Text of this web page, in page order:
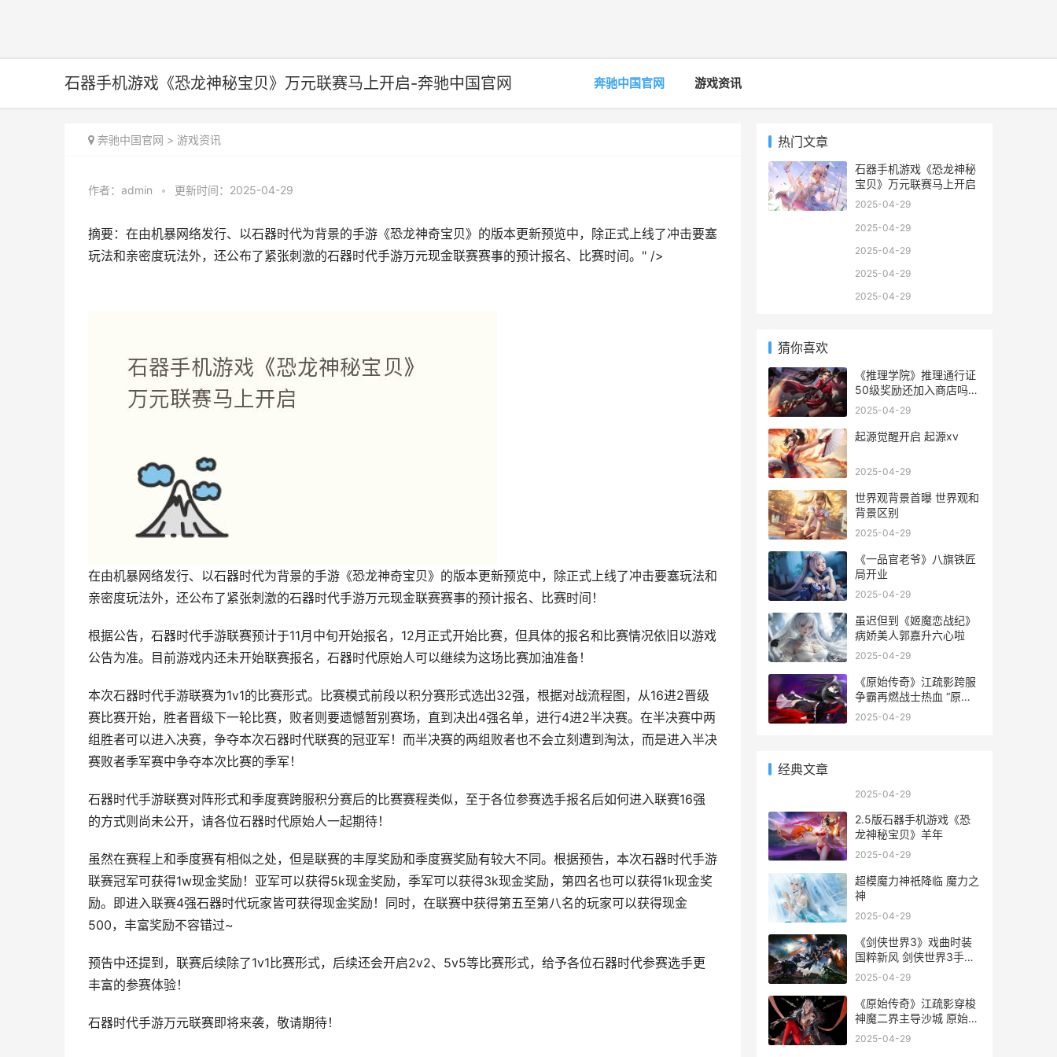
石器手机游戏《恐龙神秘宝贝》万元联赛马上开启-奔驰中国官网 奔驰中国官网 游戏资讯
奔驰中国官网 > 游戏资讯
作者： admin • 更新时间：2025-04-29
摘要：在由机暴网络发行、以石器时代为背景的手游《恐龙神奇宝贝》的版本更新预览中，除正式上线了冲击要塞
玩法和亲密度玩法外，还公布了紧张刺激的石器时代手游万元现金联赛赛事的预计报名、比赛时间。" />
在由机暴网络发行、以石器时代为背景的手游《恐龙神奇宝贝》的版本更新预览中，除正式上线了冲击要塞玩法和
亲密度玩法外，还公布了紧张刺激的石器时代手游万元现金联赛赛事的预计报名、比赛时间！
根据公告，石器时代手游联赛预计于11月中旬开始报名，12月正式开始比赛，但具体的报名和比赛情况依旧以游戏
公告为准。目前游戏内还未开始联赛报名，石器时代原始人可以继续为这场比赛加油准备！
本次石器时代手游联赛为1v1的比赛形式。比赛模式前段以积分赛形式选出32强，根据对战流程图，从16进2晋级
赛比赛开始，胜者晋级下一轮比赛，败者则要遗憾暂别赛场，直到决出4强名单，进行4进2半决赛。在半决赛中两
组胜者可以进入决赛，争夺本次石器时代联赛的冠亚军！而半决赛的两组败者也不会立刻遭到淘汰，而是进入半决
赛败者季军赛中争夺本次比赛的季军！
石器时代手游联赛对阵形式和季度赛跨服积分赛后的比赛赛程类似，至于各位参赛选手报名后如何进入联赛16强
的方式则尚未公开，请各位石器时代原始人一起期待！
虽然在赛程上和季度赛有相似之处，但是联赛的丰厚奖励和季度赛奖励有较大不同。根据预告，本次石器时代手游
联赛冠军可获得1w现金奖励！亚军可以获得5k现金奖励，季军可以获得3k现金奖励，第四名也可以获得1k现金奖
励。即进入联赛4强石器时代玩家皆可获得现金奖励！同时，在联赛中获得第五至第八名的玩家可以获得现金
500，丰富奖励不容错过~
预告中还提到，联赛后续除了1v1比赛形式，后续还会开启2v2、5v5等比赛形式，给予各位石器时代参赛选手更
丰富的参赛体验！
石器时代手游万元联赛即将来袭，敬请期待！
热门文章
石器手机游戏《恐龙神秘
宝贝》万元联赛马上开启
2025-04-29
2025-04-29
2025-04-29
2025-04-29
2025-04-29
猜你喜欢
《推理学院》推理通行证
50级奖励还加入商店吗
推理学院好玩吗
2025-04-29
起源觉醒开启 起源xv
2025-04-29
世界观背景首曝 世界观和
背景区别
2025-04-29
《一品官老爷》八旗铁匠
局开业
2025-04-29
虽迟但到《姬魔恋战纪》
病娇美人郭嘉升六心啦
2025-04-29
《原始传奇》江疏影跨服
争霸再燃战士热血 “原始
传奇”
2025-04-29
经典文章
2025-04-29
2.5版石器手机游戏《恐
龙神秘宝贝》羊年
2025-04-29
超模魔力神祇降临 魔力之
神
2025-04-29
《剑侠世界3》戏曲时装
国粹新风 剑侠世界3手游
官服下载
2025-04-29
《原始传奇》江疏影穿梭
神魔二界主导沙城 原始传
奇是真的吗
2025-04-29